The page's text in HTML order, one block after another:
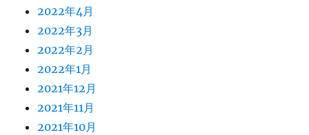
2022年4月
2022年3月
2022年2月
2022年1月
2021年12月
2021年11月
2021年10月